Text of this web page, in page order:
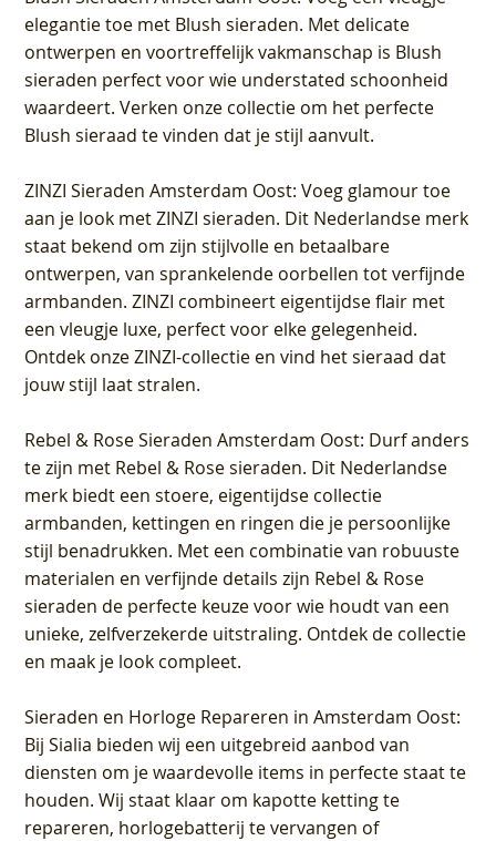
elegantie toe met Blush sieraden. Met delicate
ontwerpen en voortreffelijk vakmanschap is Blush
sieraden perfect voor wie understated schoonheid
waardeert. Verken onze collectie om het perfecte
Blush sieraad te vinden dat je stijl aanvult.
ZINZI Sieraden Amsterdam Oost: Voeg glamour toe
aan je look met ZINZI sieraden. Dit Nederlandse merk
staat bekend om zijn stijlvolle en betaalbare
ontwerpen, van sprankelende oorbellen tot verfijnde
armbanden. ZINZI combineert eigentijdse flair met
een vleugje luxe, perfect voor elke gelegenheid.
Ontdek onze ZINZI-collectie en vind het sieraad dat
jouw stijl laat stralen.
Rebel & Rose Sieraden Amsterdam Oost: Durf anders
te zijn met Rebel & Rose sieraden. Dit Nederlandse
merk biedt een stoere, eigentijdse collectie
armbanden, kettingen en ringen die je persoonlijke
stijl benadrukken. Met een combinatie van robuuste
materialen en verfijnde details zijn Rebel & Rose
sieraden de perfecte keuze voor wie houdt van een
unieke, zelfverzekerde uitstraling. Ontdek de collectie
en maak je look compleet.
Sieraden en Horloge Repareren in Amsterdam Oost:
Bij Sialia bieden wij een uitgebreid aanbod van
diensten om je waardevolle items in perfecte staat te
houden. Wij staat klaar om kapotte ketting te
repareren, horlogebatterij te vervangen of